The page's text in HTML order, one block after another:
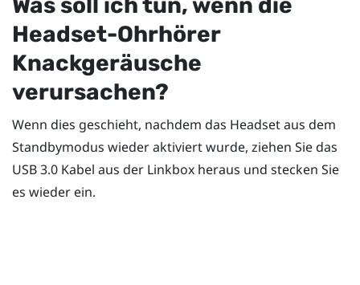
Headset-Ohrhörer
Knackgeräusche
verursachen?
Wenn dies geschieht, nachdem das Headset aus dem
Standbymodus wieder aktiviert wurde, ziehen Sie das
USB 3.0 Kabel aus der Linkbox heraus und stecken Sie
es wieder ein.